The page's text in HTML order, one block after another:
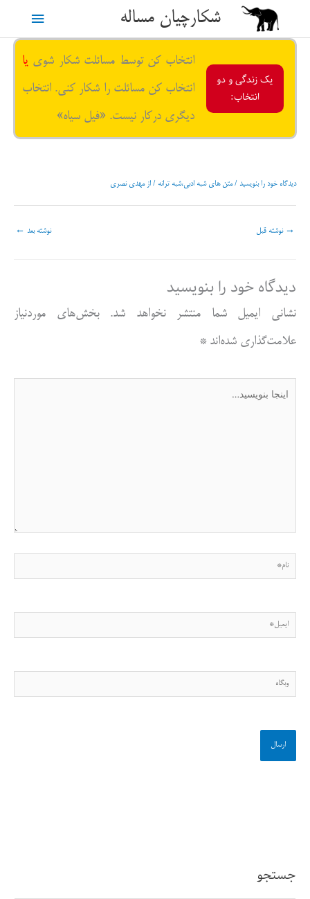
محتوا
شکارچیان مساله
فهرست
یک زندگی و دو
انتخاب:
انتخاب کن توسط مسائلت شکار شوی یا
انتخاب کن مسائلت را شکار کنی. انتخاب
دیگری درکار نیست. «فیل سیاه»
دیدگاه‌ خود را بنویسید /متن های شبه ادبی،شبه ترانه / از مهدی نصری
→ نوشته قبل نوشته بعد ←
دیدگاه‌ خود را بنویسید
نشانی ایمیل شما منتشر نخواهد شد.
بخش‌های موردنیاز
علامت‌گذاری شده‌اند*
نام*
ایمیل*
وبگاه
جستجو